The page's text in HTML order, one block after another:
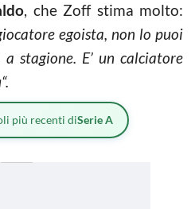
, che Zoff stima molto:
egoista, non lo puoi
stagione. E’ un calciatore
“.
più recenti diSerie A